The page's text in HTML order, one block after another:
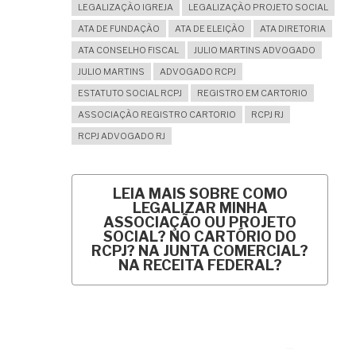
LEGALIZAÇÃO IGREJA
LEGALIZAÇÃO PROJETO SOCIAL
ATA DE FUNDAÇÃO
ATA DE ELEIÇÃO
ATA DIRETORIA
ATA CONSELHO FISCAL
JULIO MARTINS ADVOGADO
JULIO MARTINS
ADVOGADO RCPJ
ESTATUTO SOCIAL RCPJ
REGISTRO EM CARTORIO
ASSOCIAÇÃO REGISTRO CARTORIO
RCPJ RJ
RCPJ ADVOGADO RJ
LEIA MAIS SOBRE COMO
LEGALIZAR MINHA
ASSOCIAÇÃO OU PROJETO
SOCIAL? NO CARTÓRIO DO
RCPJ? NA JUNTA COMERCIAL?
NA RECEITA FEDERAL?